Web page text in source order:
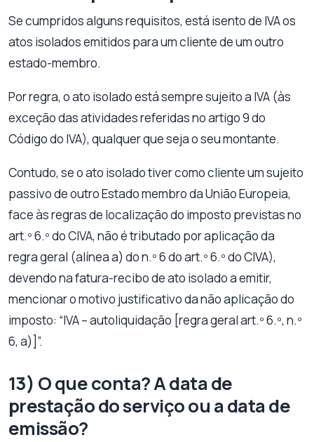
Se cumpridos alguns requisitos, está isento de IVA os
atos isolados emitidos para um cliente de um outro
estado-membro.
Por regra, o ato isolado está sempre sujeito a IVA (às
exceção das atividades referidas no artigo 9 do
Código do IVA), qualquer que seja o seu montante.
Contudo, se o ato isolado tiver como cliente um sujeito
passivo de outro Estado membro da União Europeia,
face às regras de localização do imposto previstas no
art.º 6.º do CIVA, não é tributado por aplicação da
regra geral (alínea a) do n.º 6 do art.º 6.º do CIVA),
devendo na fatura-recibo de ato isolado a emitir,
mencionar o motivo justificativo da não aplicação do
imposto: “IVA – autoliquidação [regra geral art.º 6.º, n.º
6, a)]”.
13) O que conta? A data de
prestação do serviço ou a data de
emissão?